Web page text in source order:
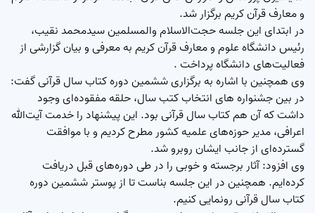
و معارف قرآن کریم برگزار شد.
در ابتدای این جلسه حجت‌الاسلام والمسلمین سیدمحمد نقیب،
رئیس دانشگاه علوم و معارف قرآن کریم به معرفی و بیان گزارشی از
فعالیت‌های دانشگاه پرداخت .
وی همچنین با اشاره به برگزاری ششمین دوره کتاب سال قرآنی گفت:
در بین جشنواره های انتخاب کتب سال، حلقه مفقوده‌ای وجود
داشت که آن هم کتاب سال قرآنی بود. این پیشنهاد را خدمت آیت‌الله
اعرافی، مدیر حوزه‌های علمیه کشور مطرح کردیم و با موافقت
گسترده‌ای از جانب ایشان روبرو شد.
وی افزود: آثار برجسته و خوبی را در طی دوره‌های قبل دریافت
کرده‌ایم. همچنین در این جلسه بناست تا از پوستر ششمین دوره
کتاب سال قرآنی رونمایی کنیم.